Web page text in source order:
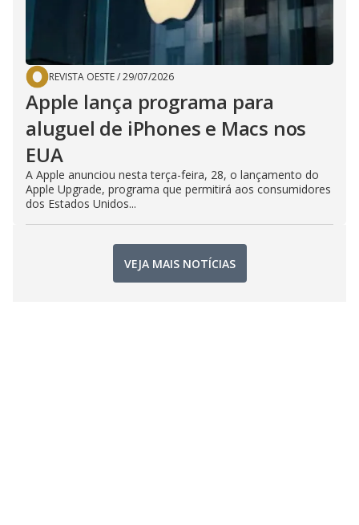
REVISTA OESTE/29/07/2026
Apple lança programa para
aluguel de iPhones e Macs nos
EUA
A Apple anunciou nesta terça-feira, 28, o lançamento do
Apple Upgrade, programa que permitirá aos consumidores
dos Estados Unidos...
VEJA MAIS NOTÍCIAS